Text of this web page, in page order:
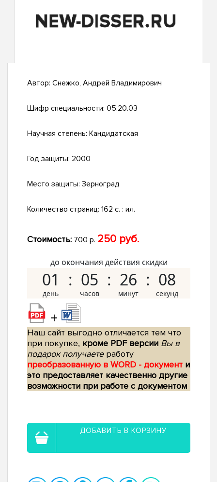
Автор: Снежко, Андрей Владимирович
Шифр специальности: 05.20.03
Научная степень: Кандидатская
Год защиты: 2000
Место защиты: Зерноград
Количество страниц: 162 с. : ил.
Стоимость: 700 р.250 руб.
до окончания действия скидки
01 05 26 07
+
Наш сайт выгодно отличается тем что
при покупке, кроме PDF версии Вы в
подарок получаетеработу
преобразованную в WORD - документ и
это предоставляет качественно другие
возможности при работе с документом
ДОБАВИТЬ В КОРЗИНУ